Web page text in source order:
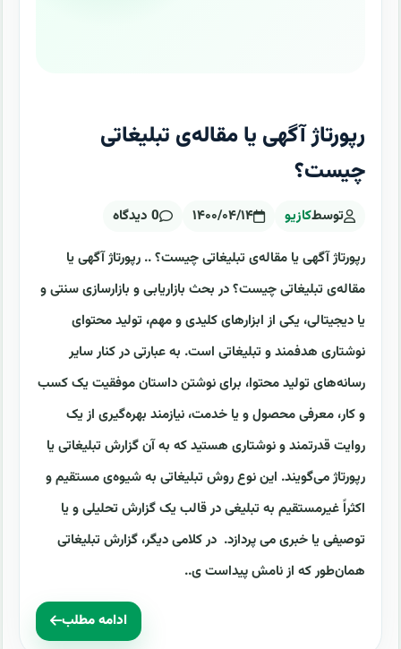
رپورتاژ آگهی یا مقاله‌ی تبلیغاتی
چیست؟
توسطکازیو ۱۴۰۰/۰۴/۱۴ 0 دیدگاه
رپورتاژ آگهی یا مقاله‌ی تبلیغاتی چیست؟ .. رپورتاژ آگهی یا
مقاله‌ی تبلیغاتی چیست؟ در بحث بازاریابی و بازارسازی سنتی و
یا دیجیتالی، یکی از ابزارهای کلیدی و مهم، تولید محتوای
نوشتاری هدفمند و تبلیغاتی است. به عبارتی در کنار سایر
رسانه‌های تولید محتوا، برای نوشتن داستان موفقیت یک کسب
و کار، معرفی محصول و یا خدمت، نیازمند بهره‌گیری از یک
روایت قدرتمند و نوشتاری هستید که به آن گزارش تبلیغاتی یا
رپورتاژ می‌گویند. این نوع روش تبلیغاتی به شیوه‌ی مستقیم و
اکثراً غیرمستقیم به تبلیغی در قالب یک گزارش تحلیلی و یا
توصیفی یا خبری می پردازد. در کلامی دیگر، گزارش تبلیغاتی
همان‌طور که از نامش پیداست ی..
ادامه مطلب